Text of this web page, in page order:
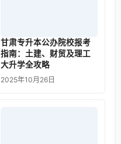
甘肃专升本公办院校报考
指南：土建、财贸及理工
大升学全攻略
2025年10月26日